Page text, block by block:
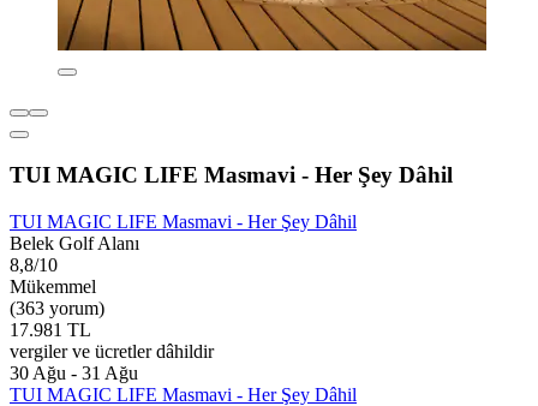
TUI MAGIC LIFE Masmavi - Her Şey Dâhil
TUI MAGIC LIFE Masmavi - Her Şey Dâhil
Belek Golf Alanı
8,8/10
Mükemmel
(363 yorum)
17.981 TL
vergiler ve ücretler dâhildir
30 Ağu - 31 Ağu
TUI MAGIC LIFE Masmavi - Her Şey Dâhil